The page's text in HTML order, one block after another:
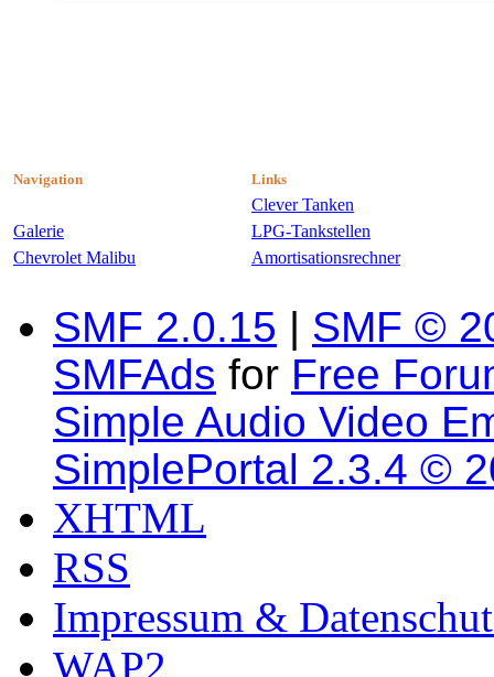
Navigation Links
Clever Tanken
Galerie
LPG-Tankstellen
Chevrolet Malibu
Amortisationsrechner
SMF 2.0.15 | SMF ©
SMFAds for Free
Simple Audio Video
SimplePortal 2.3.4 ©
XHTML
RSS
Impressum &
WAP2